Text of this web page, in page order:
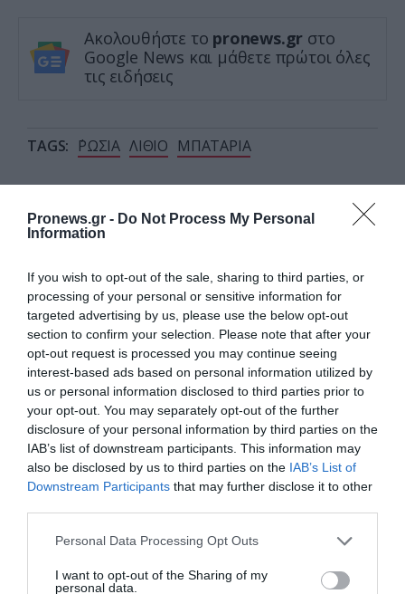
Pronews.gr - Do Not Process My Personal
Information
If you wish to opt-out of the sale, sharing to third parties, or
processing of your personal or sensitive information for
targeted advertising by us, please use the below opt-out
section to confirm your selection. Please note that after your
opt-out request is processed you may continue seeing
interest-based ads based on personal information utilized by
us or personal information disclosed to third parties prior to
your opt-out. You may separately opt-out of the further
disclosure of your personal information by third parties on the
IAB’s list of downstream participants. This information may
also be disclosed by us to third parties on the IAB’s List of
Downstream Participants that may further disclose it to other
Please note that this website/app uses one or more Google
not limited to your visit or usage behaviour. You may click to
Personal Data Processing Opt Outs
I want to opt-out of the Sharing of my
personal data.
Ακολουθήστε το pronews.gr στο
Google News και μάθετε πρώτοι όλες
τις ειδήσεις
TAGS: ΄ΡΩΣΙΑ ΛΙΘΙΟ ΜΠΑΤΑΡΙΑ
Δείτε μας ζωντανά στοYouTube,
Twitch,X
ΔΙΑΔΩΣΤΕ ΤΟ ΑΡΘΡΟ